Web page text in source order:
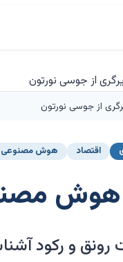
از جوسی نورتون
اقتصاد هوش مصنوعی
هوش
رونق و رکود